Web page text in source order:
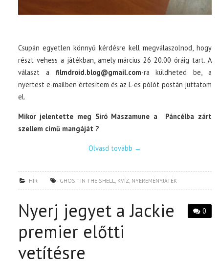
Csupán egyetlen könnyű kérdésre kell megválaszolnod, hogy
részt vehess a játékban, amely március 26 20.00 óráig tart. A
választ a filmdroid.blog@gmail.com-ra küldheted be, a
nyertest e-mailben értesítem és az L-es pólót postán juttatom
el.
Mikor jelentette meg Siró Maszamune a Páncélba zárt
szellem című mangáját ?
Olvasd tovább →
HÍR GHOST IN THE SHELL, KVÍZ, NYEREMÉNYJÁTÉK
0
Nyerj jegyet a Jackie
premier előtti
vetítésre